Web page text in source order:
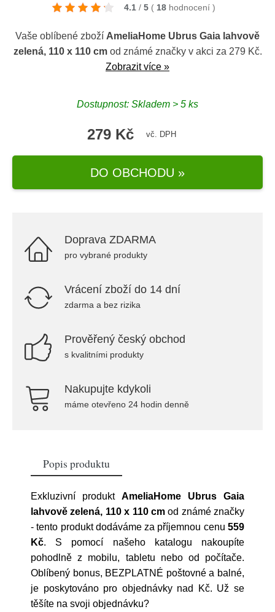
4.1 / 5 ( 18 hodnocení )
Vaše oblíbené zboží AmeliaHome Ubrus Gaia lahvově
zelená, 110 x 110 cmod známé značky v akci za 279 Kč.
Zobrazit více »
Dostupnost: Skladem > 5 ks
279 Kč vč. DPH
DO OBCHODU »
Doprava ZDARMA
pro vybrané produkty
Vrácení zboží do 14 dní
zdarma a bez rizika
Prověřený český obchod
s kvalitními produkty
Nakupujte kdykoli
máme otevřeno 24 hodin denně
Popis produktu
Exkluzivní produkt AmeliaHome Ubrus Gaia
lahvově zelená, 110 x 110 cmod známé značky
- tento produkt dodáváme za příjemnou cenu 559
Kč. S pomocí našeho katalogu nakoupíte
pohodlně z mobilu, tabletu nebo od počítače.
Oblíbený bonus, BEZPLATNÉ poštovné a balné,
je poskytováno pro objednávky nad Kč. Už se
těšíte na svoji objednávku?